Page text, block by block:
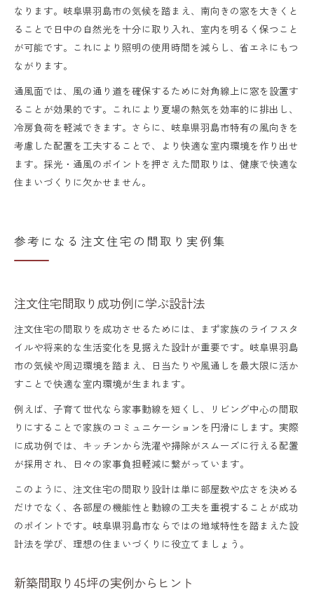
なります。岐阜県羽島市の気候を踏まえ、南向きの窓を大きくと
ることで日中の自然光を十分に取り入れ、室内を明るく保つこと
が可能です。これにより照明の使用時間を減らし、省エネにもつ
ながります。
通風面では、風の通り道を確保するために対角線上に窓を設置す
ることが効果的です。これにより夏場の熱気を効率的に排出し、
冷房負荷を軽減できます。さらに、岐阜県羽島市特有の風向きを
考慮した配置を工夫することで、より快適な室内環境を作り出せ
ます。採光・通風のポイントを押さえた間取りは、健康で快適な
住まいづくりに欠かせません。
参考になる注文住宅の間取り実例集
注文住宅間取り成功例に学ぶ設計法
注文住宅の間取りを成功させるためには、まず家族のライフスタ
イルや将来的な生活変化を見据えた設計が重要です。岐阜県羽島
市の気候や周辺環境を踏まえ、日当たりや風通しを最大限に活か
すことで快適な室内環境が生まれます。
例えば、子育て世代なら家事動線を短くし、リビング中心の間取
りにすることで家族のコミュニケーションを円滑にします。実際
に成功例では、キッチンから洗濯や掃除がスムーズに行える配置
が採用され、日々の家事負担軽減に繋がっています。
このように、注文住宅の間取り設計は単に部屋数や広さを決める
だけでなく、各部屋の機能性と動線の工夫を重視することが成功
のポイントです。岐阜県羽島市ならではの地域特性を踏まえた設
計法を学び、理想の住まいづくりに役立てましょう。
新築間取り45坪の実例からヒント